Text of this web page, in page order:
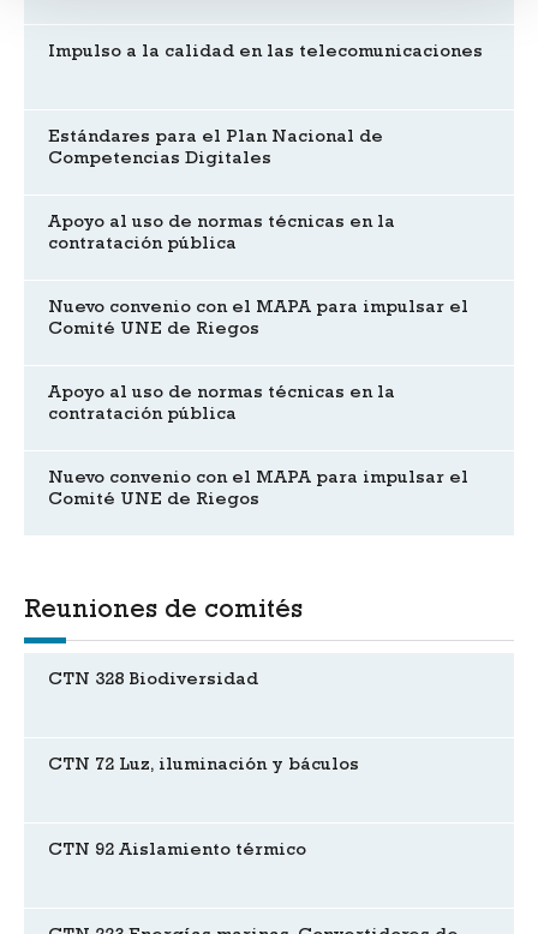
Impulso a la calidad en las telecomunicaciones
Estándares para el Plan Nacional de
Competencias Digitales
Apoyo al uso de normas técnicas en la
contratación pública
Nuevo convenio con el MAPA para impulsar el
Comité UNE de Riegos
Apoyo al uso de normas técnicas en la
contratación pública
Nuevo convenio con el MAPA para impulsar el
Comité UNE de Riegos
Reuniones de comités
CTN 328 Biodiversidad
CTN 72 Luz, iluminación y báculos
CTN 92 Aislamiento térmico